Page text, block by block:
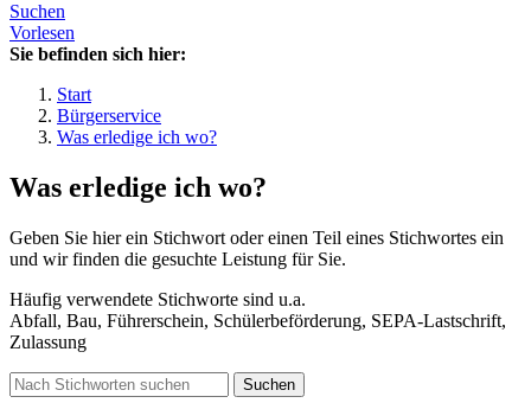
Suchen
Vorlesen
Sie befinden sich hier:
Start
Bürgerservice
Was erledige ich wo?
Was erledige ich wo?
Geben Sie hier ein Stichwort oder einen Teil eines Stichwortes ein
und wir finden die gesuchte Leistung für Sie.
Häufig verwendete Stichworte sind u.a.
Abfall, Bau, Führerschein, Schülerbeförderung, SEPA-Lastschrift,
Zulassung
Suchen